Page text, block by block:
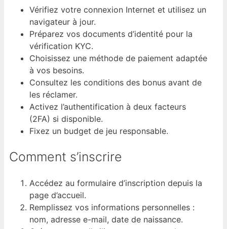
Vérifiez votre connexion Internet et utilisez un
navigateur à jour.
Préparez vos documents d’identité pour la
vérification KYC.
Choisissez une méthode de paiement adaptée
à vos besoins.
Consultez les conditions des bonus avant de
les réclamer.
Activez l’authentification à deux facteurs
(2FA) si disponible.
Fixez un budget de jeu responsable.
Comment s’inscrire
Accédez au formulaire d’inscription depuis la
page d’accueil.
Remplissez vos informations personnelles :
nom, adresse e-mail, date de naissance.